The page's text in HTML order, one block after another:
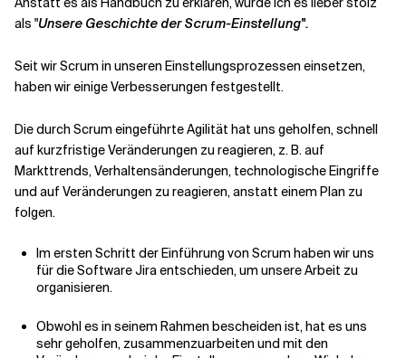
als "Unsere Geschichte der Scrum-Einstellung".
Seit wir Scrum in unseren Einstellungsprozessen einsetzen,
haben wir einige Verbesserungen festgestellt.
Die durch Scrum eingeführte Agilität hat uns geholfen, schnell
auf kurzfristige Veränderungen zu reagieren, z. B. auf
Markttrends, Verhaltensänderungen, technologische Eingriffe
und auf Veränderungen zu reagieren, anstatt einem Plan zu
folgen.
Im ersten Schritt der Einführung von Scrum haben wir uns
für die Software Jira entschieden, um unsere Arbeit zu
organisieren.
Obwohl es in seinem Rahmen bescheiden ist, hat es uns
sehr geholfen, zusammenzuarbeiten und mit den